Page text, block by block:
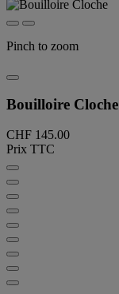
Pinch to zoom
Bouilloire Cloche
CHF 145.00
Prix TTC